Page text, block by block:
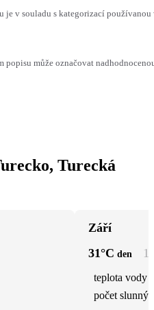
v souladu s kategorizací
může označovat
Turecká
Září
31°C den
teplota vody
počet